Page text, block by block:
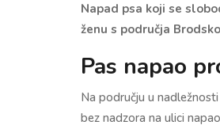
Napad psa koji se
ženu s područja
Pas napao
Na području u
bez nadzora na ulici